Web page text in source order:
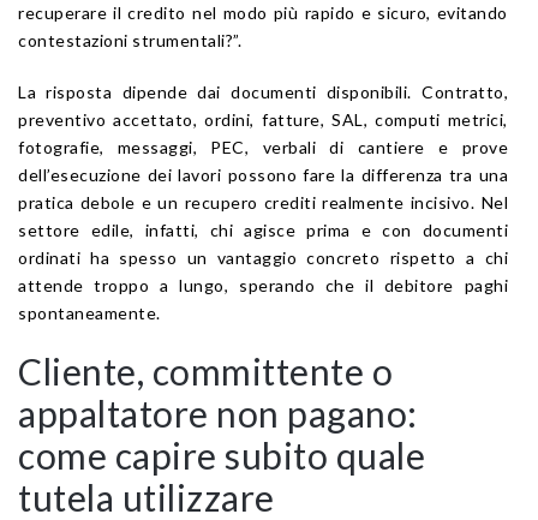
recuperare il credito nel modo più rapido e sicuro, evitando
contestazioni strumentali?”.
La risposta dipende dai documenti disponibili. Contratto,
preventivo accettato, ordini, fatture, SAL, computi metrici,
fotografie, messaggi, PEC, verbali di cantiere e prove
dell’esecuzione dei lavori possono fare la differenza tra una
pratica debole e un recupero crediti realmente incisivo. Nel
settore edile, infatti, chi agisce prima e con documenti
ordinati ha spesso un vantaggio concreto rispetto a chi
attende troppo a lungo, sperando che il debitore paghi
spontaneamente.
Cliente, committente o
appaltatore non pagano:
come capire subito quale
tutela utilizzare